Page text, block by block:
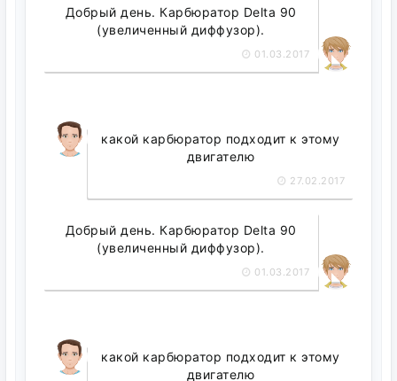
Добрый день. Карбюратор Delta 90
(увеличенный диффузор).
01.03.2017
какой карбюратор подходит к этому
двигателю
27.02.2017
Добрый день. Карбюратор Delta 90
(увеличенный диффузор).
01.03.2017
какой карбюратор подходит к этому
двигателю